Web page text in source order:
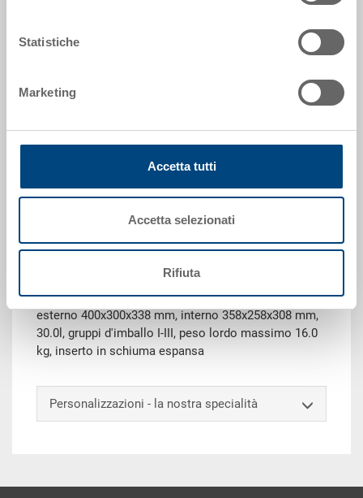
Statistiche
Marketing
Accetta tutti
Accetta selezionati
Rifiuta
400 x 300 x 338 mm
|
Contenitore RAKO per merce pericolosa, PP,
contenitore grigio argento, coperchio grigio scuro,
esterno 400x300x338 mm, interno 358x258x308 mm,
30.0l, gruppi d'imballo I-III, peso lordo massimo 16.0
kg, inserto in schiuma espansa
Personalizzazioni - la nostra specialità